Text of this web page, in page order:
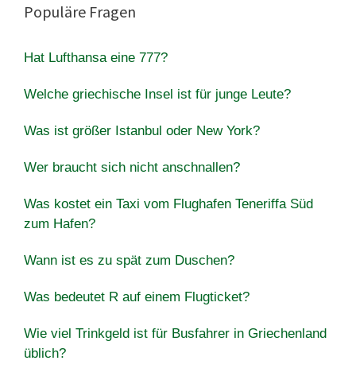
Populäre Fragen
Hat Lufthansa eine 777?
Welche griechische Insel ist für junge Leute?
Was ist größer Istanbul oder New York?
Wer braucht sich nicht anschnallen?
Was kostet ein Taxi vom Flughafen Teneriffa Süd
zum Hafen?
Wann ist es zu spät zum Duschen?
Was bedeutet R auf einem Flugticket?
Wie viel Trinkgeld ist für Busfahrer in Griechenland
üblich?